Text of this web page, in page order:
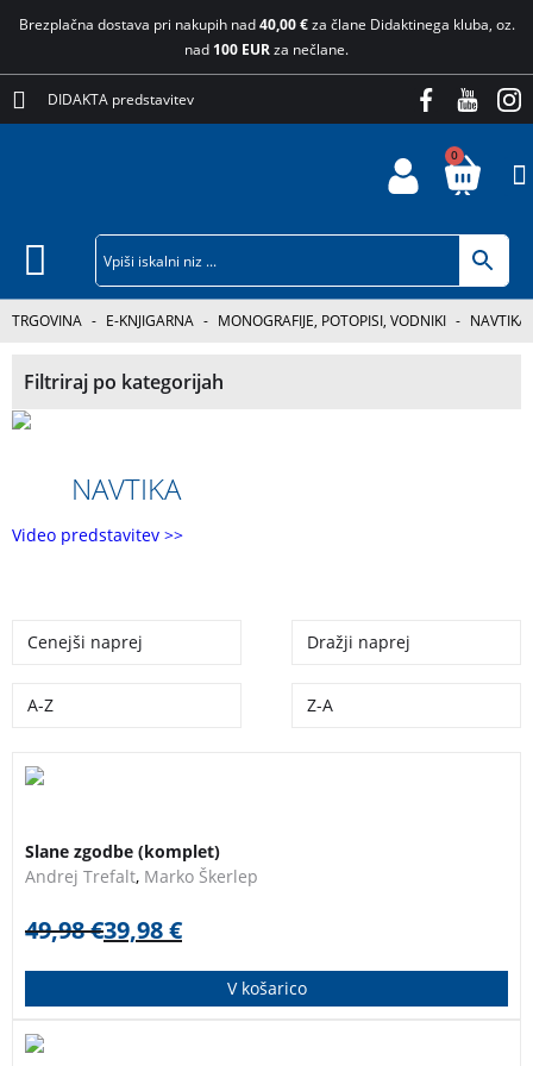
Brezplačna dostava pri nakupih nad40,00 €za člane Didaktinega kluba, oz.
nad 100 EURza nečlane.
DIDAKTA predstavitev
0
TRGOVINA - E-KNJIGARNA - MONOGRAFIJE, POTOPISI, VODNIKI - NAVTIKA
Filtriraj po kategorijah
NAVTIKA
Video predstavitev >>
Cenejši naprej Dražji naprej
A-Z Z-A
življenja preživel na morju. Avtor vas v knjigah popelje
skozi več kot štirideset let pustolovskih dogodivščin in
Slane zgodbe (komplet)
Andrej Trefalt, Marko Škerlep
49,98€39,98€
V košarico